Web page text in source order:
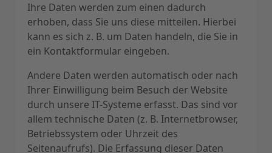
Ihre Daten werden zum einen dadurch
erhoben, dass Sie uns diese mitteilen. Hierbei
kann es sich z. B. um Daten handeln, die Sie in
ein Kontaktformular eingeben.
Andere Daten werden automatisch oder nach
Ihrer Einwilligung beim Besuch der Website
durch unsere IT-Systeme erfasst. Das sind vor
allem technische Daten (z. B. Internetbrowser,
Betriebssystem oder Uhrzeit des
Seitenaufrufs). Die Erfassung dieser Daten